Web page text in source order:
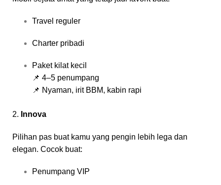
Travel reguler
Charter pribadi
Paket kilat kecil
📌 4–5 penumpang
📌 Nyaman, irit BBM, kabin rapi
2. Innova
Pilihan pas buat kamu yang pengin lebih lega dan
elegan. Cocok buat:
Penumpang VIP